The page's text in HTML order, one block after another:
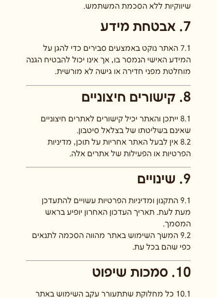
שיווקיות ללא הסכמת המשתמש.
7. אבטחת מידע
7.1 האתר נוקט באמצעים סבירים כדי להגן על
המידע האישי הנמסר בו, אך אינו יכול להבטיח הגנה
מוחלטת מפני חדירה או גישה לא מורשית.
8. קישורים חיצוניים
8.1 ייתכן והאתר יכיל קישורים לאתרים חיצוניים
שאינם בשליטתו של בצלאל סיטבון.
8.2 אין לבעל האתר אחריות על תוכן, מדיניות
הפרטיות או הפעילות של אתרים אלה.
9. שינויים
9.1 התקנון ומדיניות הפרטיות עשויים להתעדכן
מעת לעת. תאריך העדכון האחרון יופיע בראש
המסמך.
9.2 המשך השימוש באתר מהווה הסכמה לתנאים
כפי שהם בכל עת.
10. סמכות שיפוט
10.1 כל מחלוקת שתתעורר עקב השימוש באתר